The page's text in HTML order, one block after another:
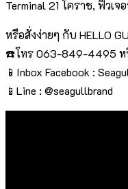
Terminal 21 โคราช, ฟิวเ
หรือสั่งง่ายๆ กับ HELLO
☎️โทร 063-849-4495 ห
📱Inbox Facebook :
📱Line : @seagullbrand